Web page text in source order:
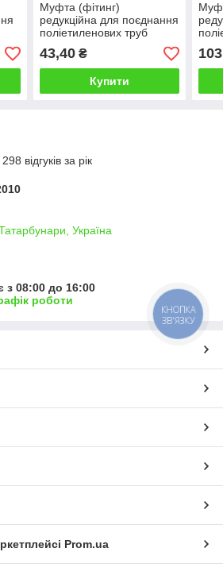
Муфта (фітинг)
редукційна для поєднання
поліетиленових труб
діаметром 32х25 мм
43,40₴
Купити
відгуків за рік
Україна
з 08:00 до 16:00
роботи
Prom.ua
КНОПКА
ЗВ'ЯЗКУ